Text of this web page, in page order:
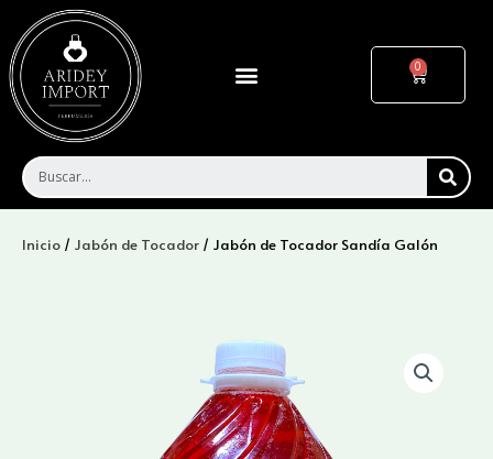
contenido
Menu Cart
Inicio / Jabón de Tocador / Jabón de Tocador Sandía Galón